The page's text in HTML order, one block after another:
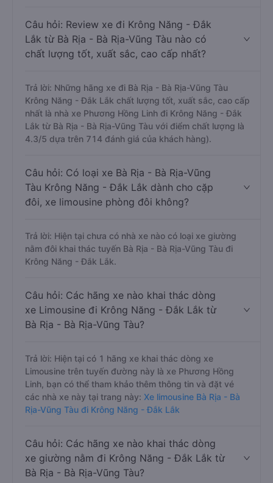
Câu hỏi: Review xe đi Krông Năng - Đắk
Lắk từ Bà Rịa - Bà Rịa-Vũng Tàu nào có
chất lượng tốt, xuất sắc, cao cấp nhất?
Trả lời: Những hãng xe đi Bà Rịa - Bà Rịa-Vũng Tàu
Krông Năng - Đắk Lắk chất lượng tốt, xuất sắc, cao cấp
nhất là nhà xe Phương Hồng Linh đi Krông Năng - Đắk
Lắk từ Bà Rịa - Bà Rịa-Vũng Tàu với điểm chất lượng là
4.3/5 dựa trên 714 đánh giá của khách hàng).
Câu hỏi: Có loại xe Bà Rịa - Bà Rịa-Vũng
Tàu Krông Năng - Đắk Lắk dành cho cặp
đôi, xe limousine phòng đôi không?
Trả lời: Hiện tại chưa có nhà xe nào có loại xe giường
nằm đôi khai thác tuyến Bà Rịa - Bà Rịa-Vũng Tàu đi
Krông Năng - Đắk Lắk.
Câu hỏi: Các hãng xe nào khai thác dòng
xe Limousine đi Krông Năng - Đắk Lắk từ
Bà Rịa - Bà Rịa-Vũng Tàu?
Trả lời: Hiện tại có 1 hãng xe khai thác dòng xe
Limousine trên tuyến đường này là xe Phương Hồng
Linh, bạn có thể tham khảo thêm thông tin và đặt vé
các nhà xe này tại trang này: Xe limousine Bà Rịa - Bà
Rịa-Vũng Tàu đi Krông Năng - Đắk Lắk
Câu hỏi: Các hãng xe nào khai thác dòng
xe giường nằm đi Krông Năng - Đắk Lắk từ
Bà Rịa - Bà Rịa-Vũng Tàu?